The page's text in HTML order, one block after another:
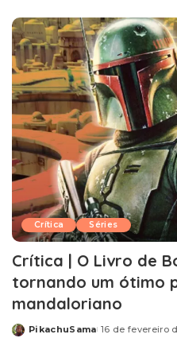
Crítica Séries
Crítica | O Livro de
tornando um ótimo
mandaloriano
Posted
PikachuSama 16 de fevereiro